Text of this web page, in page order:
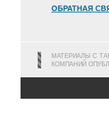
ОБРАТНАЯ
МАТЕРИАЛЫ С
КОМПАНИЙ